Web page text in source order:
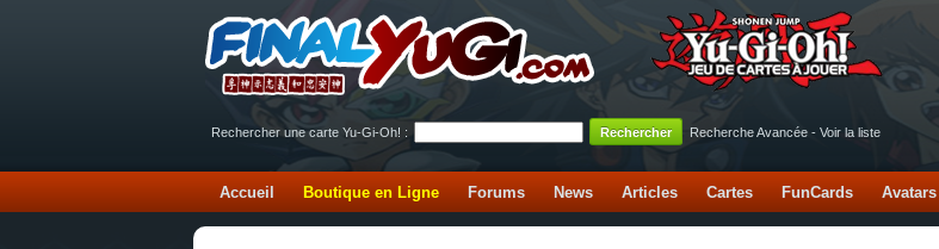
Rechercher une carte Yu-Gi-Oh! :
Recherche Avancée - Voir la liste
Accueil Boutique en Ligne Forums News Articles Cartes FunCards Avatars